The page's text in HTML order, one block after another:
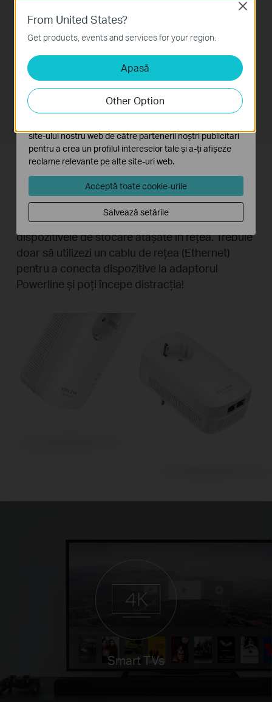
Cablarea cu viteze Gigabit
Conectează-te la viteze Gigabit televizoarele
inteligente, consolele de jocuri, computerele și
dispozitivele de stocare atașate în rețea. Trebuie
doar să utilizezi un cablu de rețea (Ethernet)
pentru a conecta dispozitive la adaptorul
Powerline și poți începe distracția!
Smart TVs
From United States?
Get products, events and services for your region.
Apasă
Other Option
Close
Cookie-uri de bază
Aceste cookie-uri sunt necesare pentru funcționarea
site-ului web și nu pot fi dezactivate în sistemele tale
Cookie-uri de analiză și marketing
Cookie-urile de analiză ne permit să analizăm activitățile
tale de pe site-ul nostru web a îmbunătăți și ajusta
funcționalitatea site-ului.
site-ului nostru web de către partenerii noștri publicitari
pentru a crea un profilul intereselor tale și a-ți afișeze
reclame relevante pe alte site-uri web.
Acceptă toate cookie-urile
Salvează setările